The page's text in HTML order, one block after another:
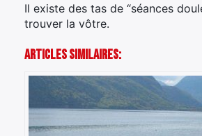
Il existe des tas de “séances
trouver la vôtre.
Articles Similaires:
Rechercher